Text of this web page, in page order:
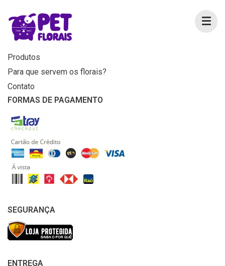
MENU
Home
Produtos
Para que servem os florais?
Contato
FORMAS DE PAGAMENTO
SEGURANÇA
ENTREGA